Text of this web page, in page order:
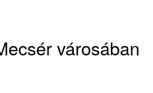
városában